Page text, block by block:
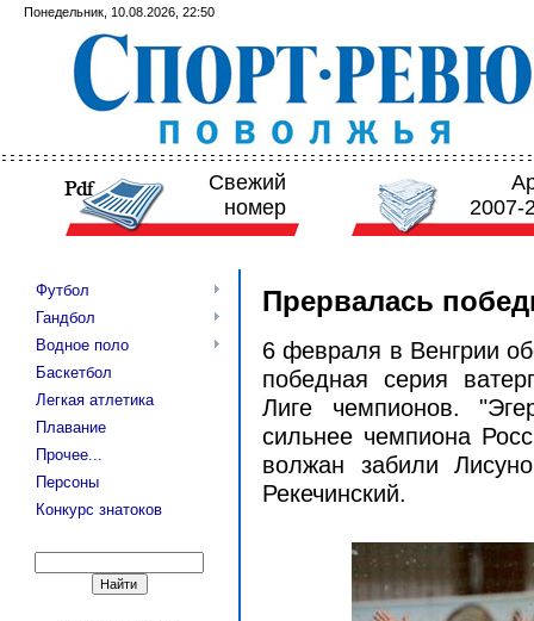
Понедельник, 10.08.2026, 22:50
Свежий
номер
2007-
Футбол
Гандбол
Водное поло
Баскетбол
Легкая атлетика
Плавание
Прочее...
Персоны
Конкурс знатоков
Прервалась
6 февраля в Венгрии
победная серия
Лиге чемпионов.
сильнее чемпиона
волжан забили
Рекечинский.